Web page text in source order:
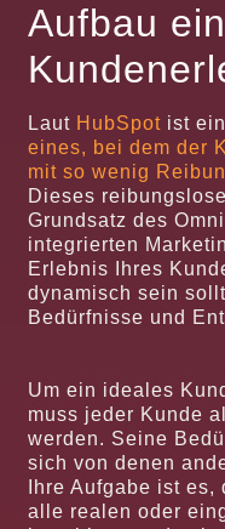
Aufbau
Laut HubSpot ist ein
eines, bei dem der
mit so wenig
Dieses
Grundsatz des
integrierten
Erlebnis Ihres
dynamisch sein
Bedürfnisse und
Um ein ideales
muss jeder Kunde
werden. Seine
sich von denen
Ihre Aufgabe ist
alle realen oder